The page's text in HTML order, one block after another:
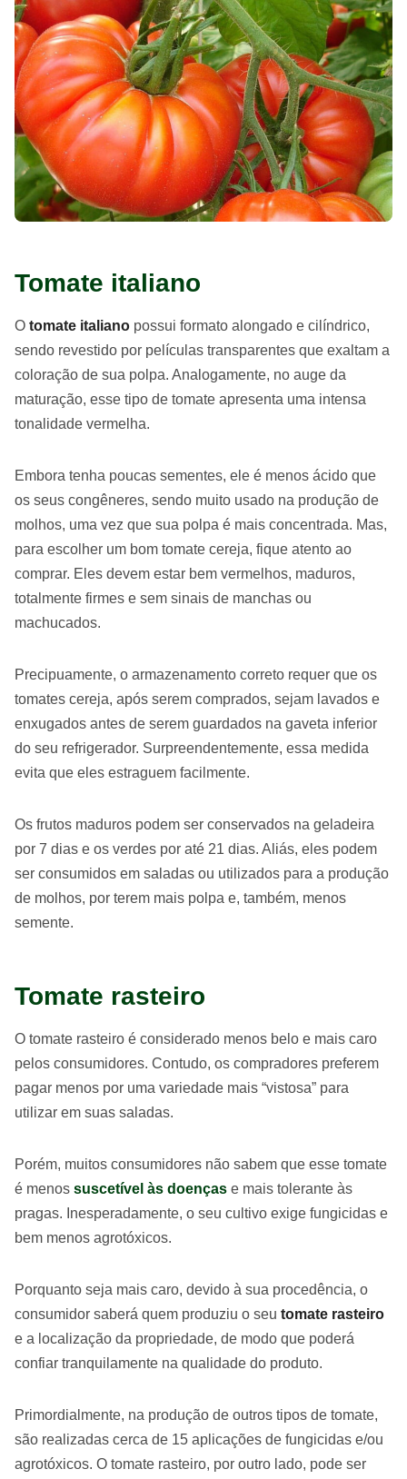
Tomate italiano
O tomate italiano possui formato alongado e cilíndrico,
sendo revestido por películas transparentes que exaltam a
coloração de sua polpa. Analogamente, no auge da
maturação, esse tipo de tomate apresenta uma intensa
tonalidade vermelha.
Embora tenha poucas sementes, ele é menos ácido que
os seus congêneres, sendo muito usado na produção de
molhos, uma vez que sua polpa é mais concentrada. Mas,
para escolher um bom tomate cereja, fique atento ao
comprar. Eles devem estar bem vermelhos, maduros,
totalmente firmes e sem sinais de manchas ou
machucados.
Precipuamente, o armazenamento correto requer que os
tomates cereja, após serem comprados, sejam lavados e
enxugados antes de serem guardados na gaveta inferior
do seu refrigerador. Surpreendentemente, essa medida
evita que eles estraguem facilmente.
Os frutos maduros podem ser conservados na geladeira
por 7 dias e os verdes por até 21 dias. Aliás, eles podem
ser consumidos em saladas ou utilizados para a produção
de molhos, por terem mais polpa e, também, menos
semente.
Tomate rasteiro
O tomate rasteiro é considerado menos belo e mais caro
pelos consumidores. Contudo, os compradores preferem
pagar menos por uma variedade mais “vistosa” para
utilizar em suas saladas.
Porém, muitos consumidores não sabem que esse tomate
é menos suscetível às doenças e mais tolerante às
pragas. Inesperadamente, o seu cultivo exige fungicidas e
bem menos agrotóxicos.
Porquanto seja mais caro, devido à sua procedência, o
consumidor saberá quem produziu o seu tomate rasteiro
e a localização da propriedade, de modo que poderá
confiar tranquilamente na qualidade do produto.
Primordialmente, na produção de outros tipos de tomate,
são realizadas cerca de 15 aplicações de fungicidas e/ou
agrotóxicos. O tomate rasteiro, por outro lado, pode ser